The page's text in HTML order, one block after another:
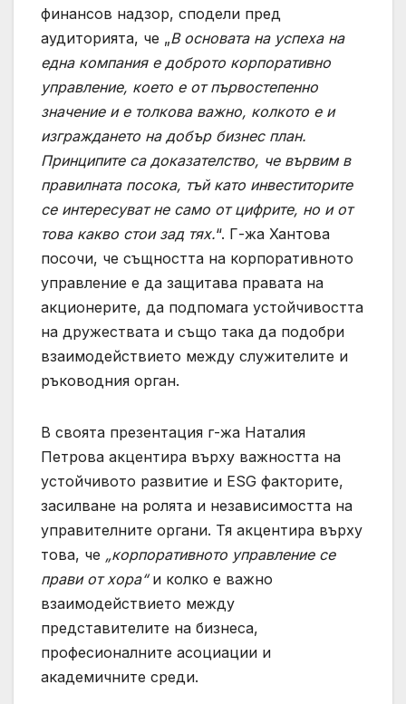
финансов надзор, сподели пред
аудиторията, че „В основата на успеха на
една компания е доброто корпоративно
управление, което е от първостепенно
значение и е толкова важно, колкото е и
изграждането на добър бизнес план.
Принципите са доказателство, че вървим в
правилната посока, тъй като инвеститорите
се интересуват не само от цифрите, но и от
това какво стои зад тях.“. Г-жа Хантова
посочи, че същността на корпоративното
управление е да защитава правата на
акционерите, да подпомага устойчивостта
на дружествата и също така да подобри
взаимодействието между служителите и
ръководния орган.
В своята презентация г-жа Наталия
Петрова акцентира върху важността на
устойчивото развитие и ESG факторите,
засилване на ролята и независимостта на
управителните органи. Тя акцентира върху
това, че „корпоративното управление се
прави от хора“и колко е важно
взаимодействието между
представителите на бизнеса,
професионалните асоциации и
академичните среди.